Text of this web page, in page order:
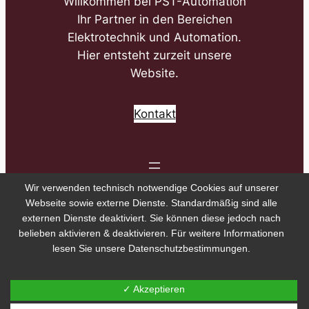
Ihr Partner in den Bereichen
Elektrotechnik und Automation.
Hier entsteht zurzeit unsere
Website.
Kontakt
Wir verwenden technisch notwendige Cookies auf unserer
Webseite sowie externe Dienste. Standardmäßig sind alle
externen Dienste deaktiviert. Sie können diese jedoch nach
belieben aktivieren & deaktivieren. Für weitere Informationen
lesen Sie unsere Datenschutzbestimmungen.
✓ Akzeptieren